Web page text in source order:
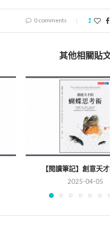
0 comments 1
其他相關貼
【閱讀筆記】創意天
2025-04-05